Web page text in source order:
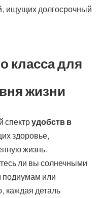
ищущих долгосрочный
класса для
жизни
спектрудобств в
здоровье,
жизнь.
ли вы солнечными
подиумам или
каждая деталь